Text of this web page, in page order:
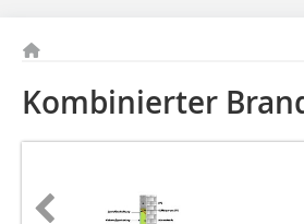
Kombinierter